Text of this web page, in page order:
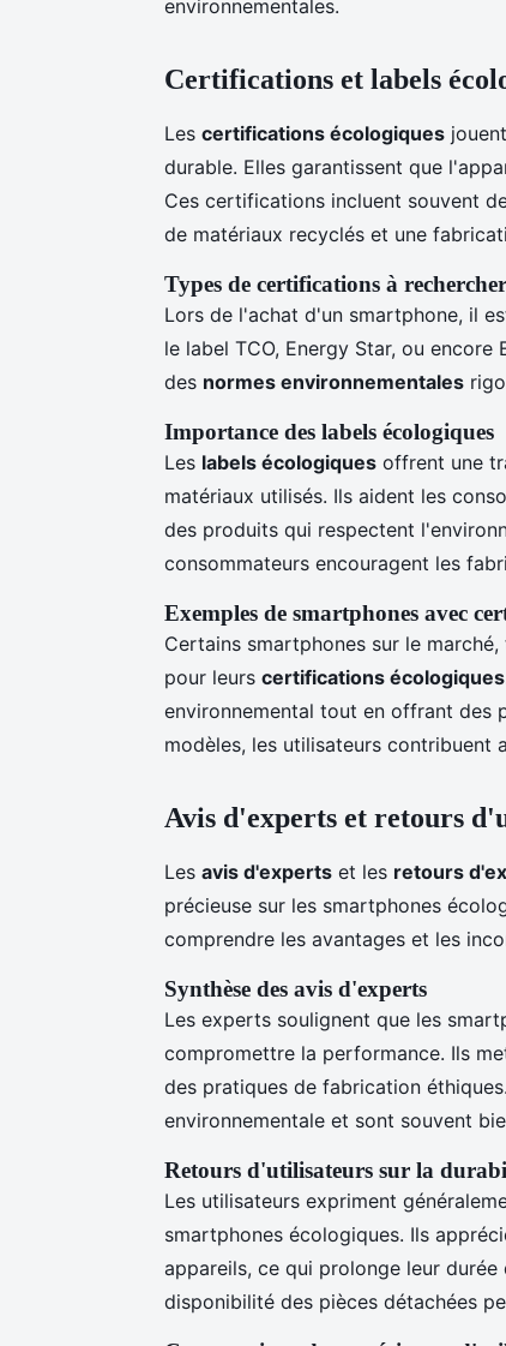
environnementales.
Certifications et labels
Les certifications écologiques
durable. Elles garantissent que
Ces certifications incluent souvent
de matériaux recyclés et une
Types de certifications à rechercher
Lors de l'achat d'un smartphone, il
le label TCO, Energy Star, ou encore
des normes environnementales
Importance des labels écologiques
Les labels écologiques offrent une
matériaux utilisés. Ils aident les
des produits qui respectent
consommateurs encouragent les
Exemples de smartphones avec
Certains smartphones sur le
pour leurs certifications écologiques
environnemental tout en offrant des
modèles, les utilisateurs contribuent
Avis d'experts et retours
Les avis d'experts et les retours
précieuse sur les smartphones
comprendre les avantages et les
Synthèse des avis d'experts
Les experts soulignent que les
compromettre la performance. Ils
des pratiques de fabrication
environnementale et sont souvent
Retours d'utilisateurs sur la
Les utilisateurs expriment
smartphones écologiques. Ils
appareils, ce qui prolonge leur
disponibilité des pièces détachées